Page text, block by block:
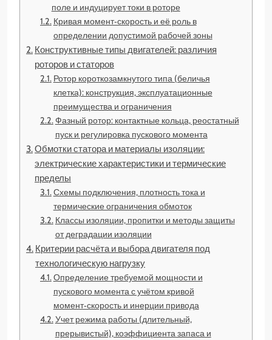
поле и индуцирует токи в роторе
Кривая момент‑скорость и её роль в
определении допустимой рабочей зоны
Конструктивные типы двигателей: различия
роторов и статоров
Ротор короткозамкнутого типа (беличья
клетка): конструкция, эксплуатационные
преимущества и ограничения
Фазный ротор: контактные кольца, реостатный
пуск и регулировка пускового момента
Обмотки статора и материалы изоляции:
электрические характеристики и термические
пределы
Схемы подключения, плотность тока и
термические ограничения обмоток
Классы изоляции, пропитки и методы защиты
от деградации изоляции
Критерии расчёта и выбора двигателя под
технологическую нагрузку
Определение требуемой мощности и
пускового момента с учётом кривой
момент‑скорость и инерции привода
Учет режима работы (длительный,
прерывистый), коэффициента запаса и